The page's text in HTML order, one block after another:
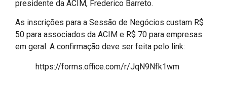
presidente da ACIM, Frederico Barreto.
As inscrições para a Sessão de Negócios custam R$
50 para associados da ACIM e R$ 70 para empresas
em geral. A confirmação deve ser feita pelo link:
https://forms.office.com/r/JqN9Nfk1wm